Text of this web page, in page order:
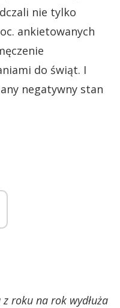
nie tylko
ankietowanych
do świąt. I
negatywny stan
roku na rok wydłuża